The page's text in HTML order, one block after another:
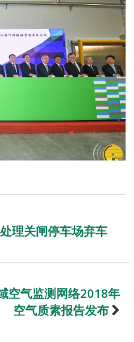
理关闸停车场弃车
空气监测网络2018年
空气质素报告发布